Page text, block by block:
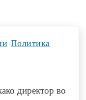
Политика
директор во